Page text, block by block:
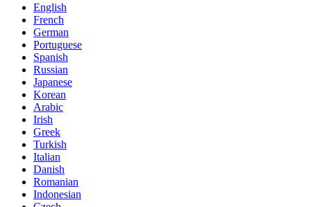
English
French
German
Portuguese
Spanish
Russian
Japanese
Korean
Arabic
Irish
Greek
Turkish
Italian
Danish
Romanian
Indonesian